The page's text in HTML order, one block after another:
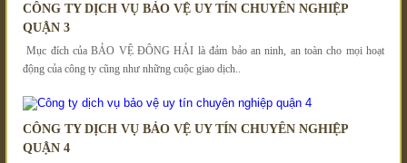
CÔNG TY DỊCH VỤ BẢO VỆ UY TÍN CHUYÊN NGHIỆP
QUẬN 3
Mục đích của BẢO VỆ ĐÔNG HẢI là đảm bảo an ninh, an toàn cho mọi hoạt
động của công ty cũng như những cuộc giao dịch..
CÔNG TY DỊCH VỤ BẢO VỆ UY TÍN CHUYÊN NGHIỆP
QUẬN 4